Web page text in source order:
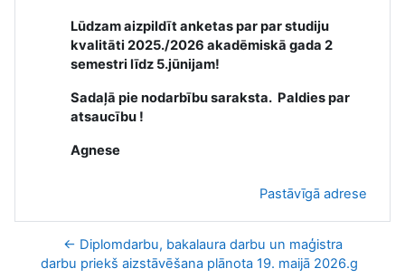
Lūdzam aizpildīt anketas par par studiju
kvalitāti 2025./2026 akadēmiskā gada 2
semestri līdz 5.jūnijam!
Sadaļā pie nodarbību saraksta. Paldies par
atsaucību !
Agnese
Pastāvīgā adrese
← Diplomdarbu, bakalaura darbu un maģistra
darbu priekš aizstāvēšana plānota 19. maijā 2026.g